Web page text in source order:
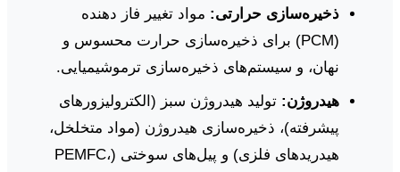
ذخیره‌سازی حرارتی: مواد تغییر فاز دهنده
(PCM) برای ذخیره‌سازی حرارت محسوس و
نهان، و سیستم‌های ذخیره‌سازی ترموشیمیایی.
هیدروژن: تولید هیدروژن سبز (الکترولیزورهای
پیشرفته)، ذخیره‌سازی هیدروژن (مواد متخلخل،
هیدریدهای فلزی) و پیل‌های سوختی (PEMFC،